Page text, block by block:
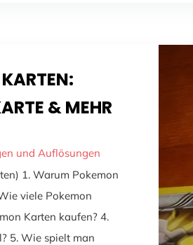
& MEHR
und Auflösungen
1. Warum Pokemon
viele Pokemon
Karten kaufen? 4.
5. Wie spielt man